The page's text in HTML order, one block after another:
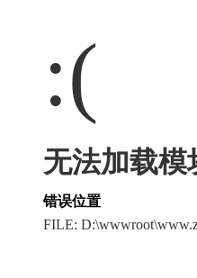
:(
无法加载模
错误位置
FILE: